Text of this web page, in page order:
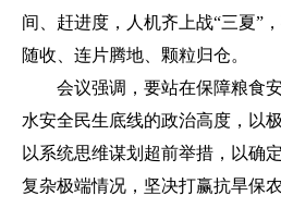
间、赶进度，人机齐上战“三夏”
随收、连片腾地、颗粒归仓。
会议强调，要站在保障粮食
水安全民生底线的政治高度，以
以系统思维谋划超前举措，以确
复杂极端情况，坚决打赢抗旱保